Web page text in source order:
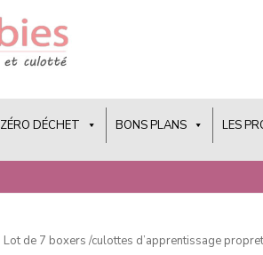
ZÉRO DÉCHET BONS PLANS LES
Lot de 7 boxers /culottes d’apprentissage